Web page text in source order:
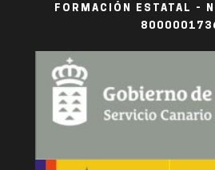
FORMACIÓN ESTATAL